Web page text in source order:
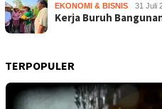
EKONOMI & BISNIS 31 Juli
Kerja Buruh
TERPOPULER